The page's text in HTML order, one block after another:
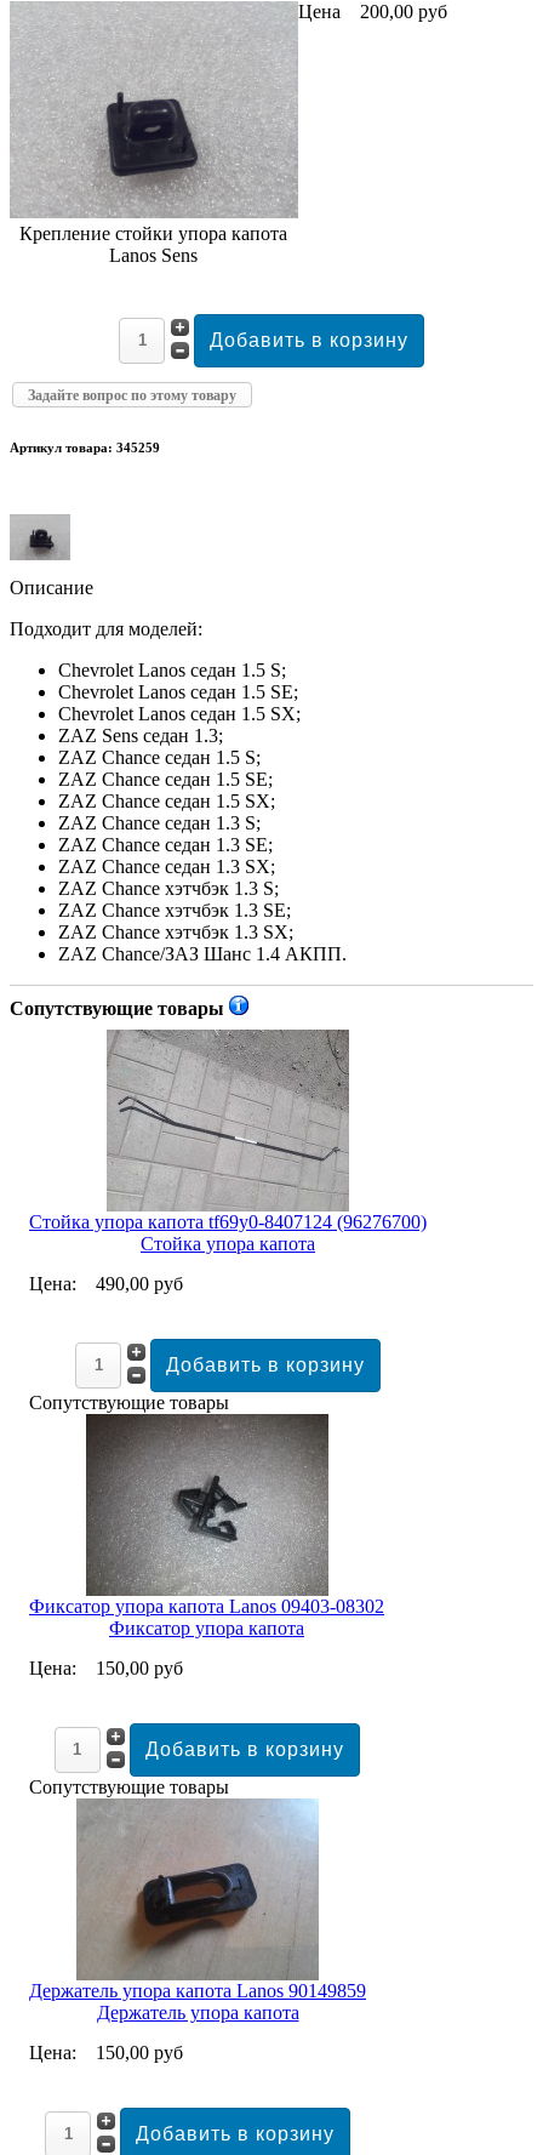
Крепление стойки упора капота
Lanos Sens
Цена 200,00 руб
Задайте вопрос по этому товару
Артикул товара: 345259
Описание
Подходит для моделей:
Chevrolet Lanos седан 1.5 S;
Chevrolet Lanos седан 1.5 SE;
Chevrolet Lanos седан 1.5 SX;
ZAZ Sens седан 1.3;
ZAZ Chance седан 1.5 S;
ZAZ Chance седан 1.5 SE;
ZAZ Chance седан 1.5 SX;
ZAZ Chance седан 1.3 S;
ZAZ Chance седан 1.3 SE;
ZAZ Chance седан 1.3 SX;
ZAZ Chance хэтчбэк 1.3 S;
ZAZ Chance хэтчбэк 1.3 SE;
ZAZ Chance хэтчбэк 1.3 SX;
ZAZ Chance/ЗАЗ Шанс 1.4 АКПП.
Сопутствующие товары
Стойка упора капота tf69y0-8407124 (96276700)
Стойка упора капота
Цена:
490,00 руб
Сопутствующие товары
Фиксатор упора капота Lanos 09403-08302
Фиксатор упора капота
Цена:
150,00 руб
Сопутствующие товары
Держатель упора капота Lanos 90149859
Держатель упора капота
Цена:
150,00 руб